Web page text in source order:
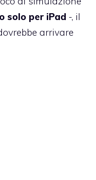
solo per iPad -, il
arrivare